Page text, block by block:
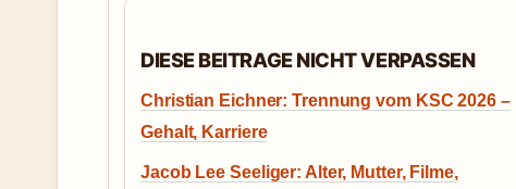
DIESE BEITRAGE NICHT VERPASSEN
Christian Eichner: Trennung vom KSC 2026 –
Gehalt, Karriere
Jacob Lee Seeliger: Alter, Mutter, Filme,